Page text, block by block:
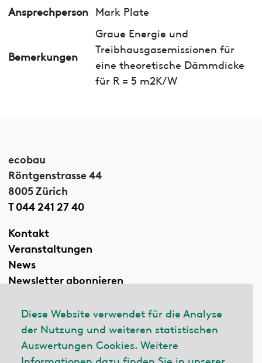
Diese Website verwendet für die Analyse
der Nutzung und weiteren statistischen
Auswertungen Cookies. Weitere
Informationen dazu finden Sie in unserer
Ansprechperson Mark Plate
Bemerkungen
Graue Energie und
Treibhausgasemissionen für
eine theoretische Dämmdicke
für R = 5 m2K/W
ecobau
Röntgenstrasse 44
8005 Zürich
T 044 241 27 40
Kontakt
Veranstaltungen
News
Newsletter abonnieren
Linkedin